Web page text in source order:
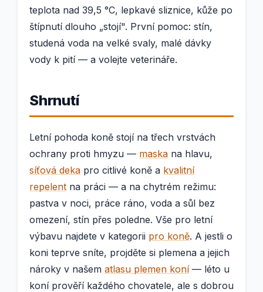
teplota nad 39,5 °C, lepkavé sliznice, kůže po
štípnutí dlouho „stojí". První pomoc: stín,
studená voda na velké svaly, malé dávky
vody k pití — a volejte veterináře.
Shrnutí
Letní pohoda koně stojí na třech vrstvách
ochrany proti hmyzu — maska na hlavu,
síťová deka pro citlivé koně a kvalitní
repelent na práci — a na chytrém režimu:
pastva v noci, práce ráno, voda a sůl bez
omezení, stín přes poledne. Vše pro letní
výbavu najdete v kategorii pro koně. A jestli o
koni teprve sníte, projděte si plemena a jejich
nároky v našem atlasu plemen koní— léto u
koní prověří každého chovatele, ale s dobrou